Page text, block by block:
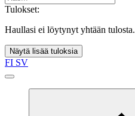
Tulokset:
Haullasi ei löytynyt yhtään tulosta.
Näytä lisää tuloksia
FI SV